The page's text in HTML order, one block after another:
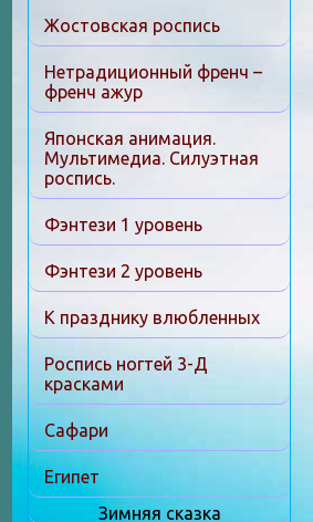
Жостовская роспись
Нетрадиционный френч –
френч ажур
Японская анимация.
Мультимедиа. Силуэтная
роспись.
Фэнтези 1 уровень
Фэнтези 2 уровень
К празднику влюбленных
Роспись ногтей 3-Д
красками
Сафари
Египет
Зимняя сказка